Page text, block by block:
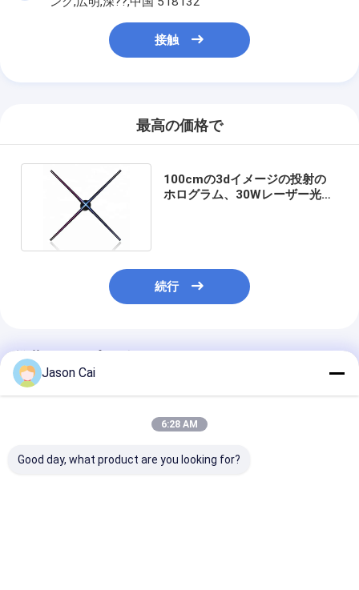
接触
最高の価格で
100cmの3dイメージの投射の
ホログラム、30Wレーザー光線
続行
推薦されたプロダクト
Jason Cai
6:28 AM
Good day, what product are you looking for?